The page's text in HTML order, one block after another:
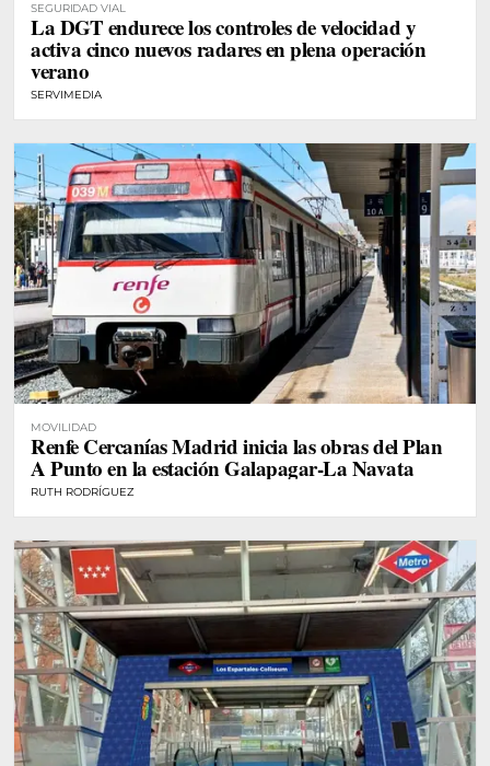
SEGURIDAD VIAL
La DGT endurece los controles de velocidad y
activa cinco nuevos radares en plena operación
verano
SERVIMEDIA
MOVILIDAD
Renfe Cercanías Madrid inicia las obras del Plan
A Punto en la estación Galapagar-La Navata
RUTH RODRÍGUEZ